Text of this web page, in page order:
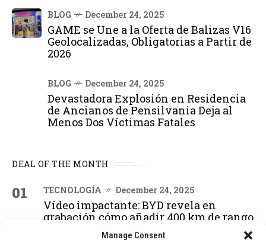
Manage Consent
BLOG December 24, 2025
GAME se Une a la Oferta de Balizas V16
Geolocalizadas, Obligatorias a Partir de
2026
BLOG December 24, 2025
Devastadora Explosión en Residencia
de Ancianos de Pensilvania Deja al
Menos Dos Víctimas Fatales
DEAL OF THE MONTH
01 TECNOLOGÍA December 24, 2025
Vídeo impactante: BYD revela en
grabación cómo añadir 400 km de rango
en apenas 5 minutos de carga